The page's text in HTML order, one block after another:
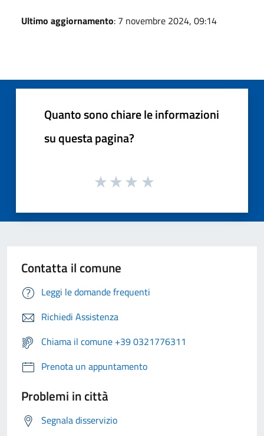
Ultimo aggiornamento: 7 novembre 2024, 09:14
Quanto sono chiare le informazioni
su questa pagina?
Contatta il comune
Leggi le domande frequenti
Richiedi Assistenza
Chiama il comune +39 0321776311
Prenota un appuntamento
Problemi in città
Segnala disservizio